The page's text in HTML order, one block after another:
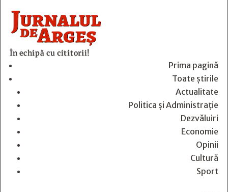
În echipă cu cititorii!
Prima pagină
Toate știrile
Actualitate
Politica și Administrație
Dezvăluiri
Economie
Opinii
Cultură
Sport